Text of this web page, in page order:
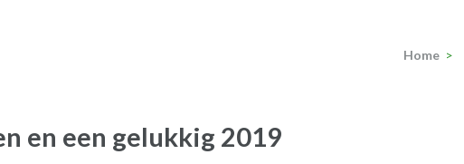
Home >
en een gelukkig 2019